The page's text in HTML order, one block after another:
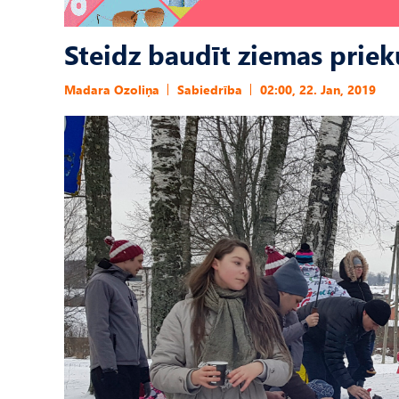
Steidz baudīt ziemas
Madara Ozoliņa Sabiedrība 02:00, 22. Jan, 2019